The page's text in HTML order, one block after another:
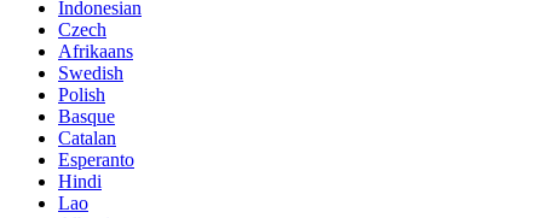
Indonesian
Czech
Afrikaans
Swedish
Polish
Basque
Catalan
Esperanto
Hindi
Lao